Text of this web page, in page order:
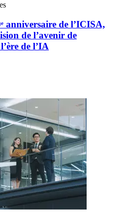
anniversaire de l’ICISA,
de l’avenir de
de l’IA